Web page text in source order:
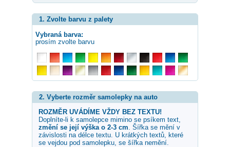
1. Zvolte barvu z palety
Vybraná barva:
prosím zvolte barvu
2. Vyberte rozměr samolepky na auto
ROZMĚR UVÁDÍME VŽDY BEZ TEXTU!
Doplníte-li k samolepce mimino se psíkem text,
změní se její výška o 2-3 cm . Šířka se mění v
závislosti na délce textu. U krátkých textů, které
se vejdou pod samolepku, se šířka nemění.